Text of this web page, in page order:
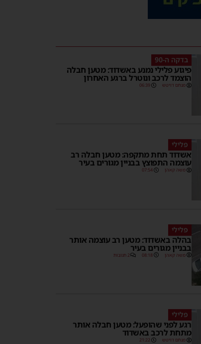
בדקה ה-90
פיגוע פלילי נמנע באשדוד: מטען חבלה
הוצמד לרכב ונוטרל ברגע האחרון
מנחם דויטש 06:39
פלילי
אשדוד תחת מתקפה: מטען חבלה רב
עוצמה התפוצץ בבניין מגורים בעיר
משה קאהן 07:54
פלילי
בהלה באשדוד: מטען רב עוצמה אותר
בבניין מגורים בעיר
משה קאהן 08:18 2 תגובות
פלילי
רגע לפני שהופעל: מטען חבלה אותר
מתחת לרכב באשדוד
מנחם דויטש 21:22